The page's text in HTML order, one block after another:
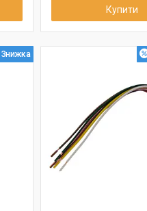
Купити